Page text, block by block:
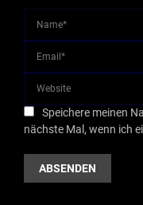
Speichere meinen
nächste Mal, wenn ich